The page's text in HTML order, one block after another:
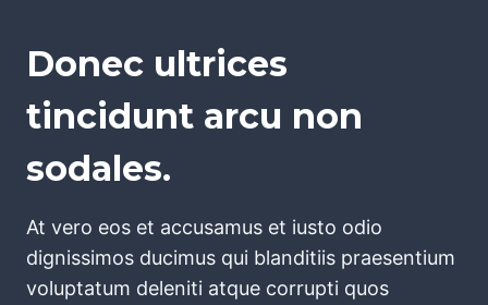
Donec ultrices
tincidunt arcu non
sodales.
At vero eos et accusamus et iusto odio
dignissimos ducimus qui blanditiis praesentium
voluptatum deleniti atque corrupti quos